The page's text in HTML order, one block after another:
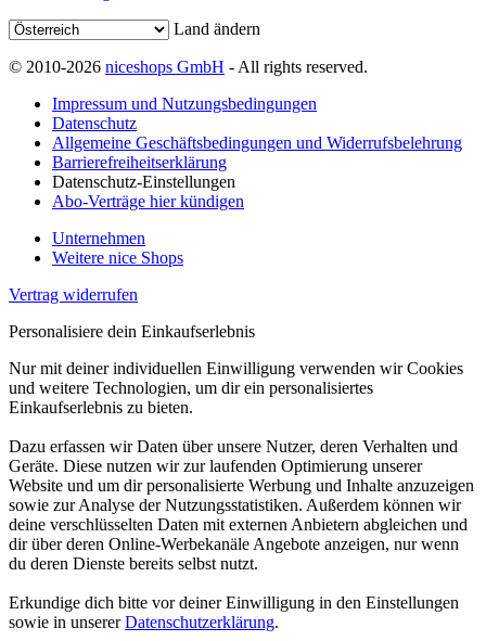
Land ändern
© 2010-2026 niceshops GmbH - All rights reserved.
Impressum und Nutzungsbedingungen
Datenschutz
Allgemeine Geschäftsbedingungen und Widerrufsbelehrung
Barrierefreiheitserklärung
Datenschutz-Einstellungen
Abo-Verträge hier kündigen
Unternehmen
Weitere nice Shops
Vertrag widerrufen
Personalisiere dein Einkaufserlebnis
Nur mit deiner individuellen Einwilligung verwenden wir Cookies
und weitere Technologien, um dir ein personalisiertes
Einkaufserlebnis zu bieten.
Dazu erfassen wir Daten über unsere Nutzer, deren Verhalten und
Geräte. Diese nutzen wir zur laufenden Optimierung unserer
Website und um dir personalisierte Werbung und Inhalte anzuzeigen
sowie zur Analyse der Nutzungsstatistiken. Außerdem können wir
deine verschlüsselten Daten mit externen Anbietern abgleichen und
dir über deren Online-Werbekanäle Angebote anzeigen, nur wenn
du deren Dienste bereits selbst nutzt.
Erkundige dich bitte vor deiner Einwilligung in den Einstellungen
sowie in unsererDatenschutzerklärung.